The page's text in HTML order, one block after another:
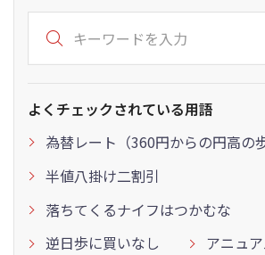
よくチェックされている用語
為替レート（360円からの円高の歩
半値八掛け二割引
落ちてくるナイフはつかむな
逆日歩に買いなし
アニュ